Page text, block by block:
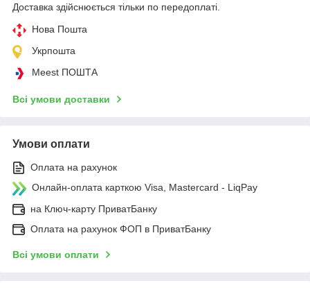
Доставка здійснюється тільки по передоплаті.
Нова Пошта
Укрпошта
Meest ПОШТА
Всі умови доставки
Умови оплати
Оплата на рахунок
Онлайн-оплата карткою Visa, Mastercard - LiqPay
на Ключ-карту ПриватБанку
Оплата на рахунок ФОП в ПриватБанку
Всі умови оплати